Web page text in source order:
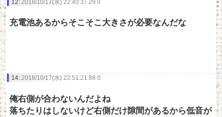
12: 2018/10/17(水) 22:40:37.29 0
充電池あるからそこそこ大きさが必要なんだな
14: 2018/10/17(水) 22:51:21.98 0
俺右側が合わないんだよね
落ちたりはしないけど右側だけ隙間があるから低音が